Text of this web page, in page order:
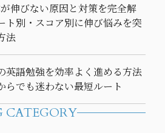
伸びない原因と対策を完全解
ト別・スコア別に伸び悩みを突
法
英語勉強を効率よく進める方法
らでも迷わない最短ルート
CATEGORY